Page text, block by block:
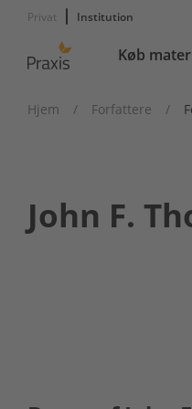
Privat Institution
Main
Køb
Hjem / Forfattere /
John F.